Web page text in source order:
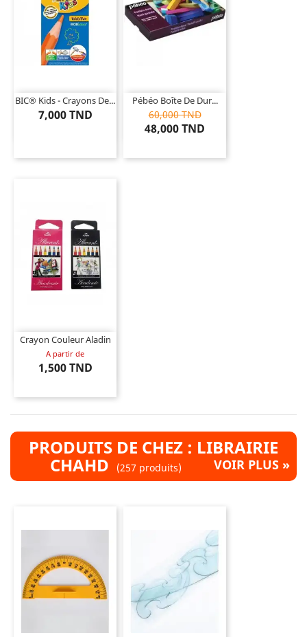
BIC® Kids - Crayons De...
7,000 TND
Pébéo Boîte De Dur...
60,000 TND
48,000 TND
Crayon Couleur Aladin
A partir de
1,500 TND
PRODUITS DE CHEZ : LIBRAIRIE
CHAHD (257 produits) VOIR PLUS »